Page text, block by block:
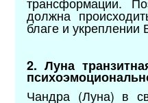
должна
благе и укреплении
2. Луна
Чандра (Луна) в